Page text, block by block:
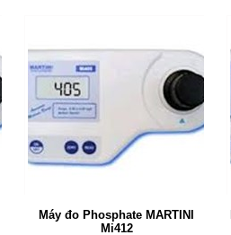
Máy đo Phosphate MARTINI
Mi412